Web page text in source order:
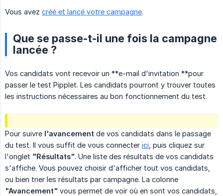
Vous avez créé et lancé votre campagne.
Que se passe-t-il une fois la campagne
lancée ?
Vos candidats vont recevoir un **e-mail d'invitation **pour
passer le test Pipplet. Les candidats pourront y trouver toutes
les instructions nécessaires au bon fonctionnement du test.
Pour suivre l'avancement de vos candidats dans le passage
du test. Il vous suffit de vous connecter ici , puis cliquez sur
l'onglet "Résultats". Une liste des résultats de vos candidats
s'affiche. Vous pouvez choisir d'afficher tout vos candidats,
ou bien trier les résultats par campagne. La colonne
"Avancement" vous permet de voir où en sont vos candidats,